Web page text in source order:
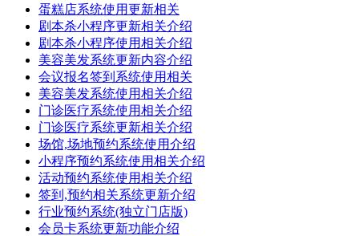
蛋糕店系统使用更新相关
剧本杀小程序更新相关介绍
剧本杀小程序使用相关介绍
美容美发系统更新内容介绍
会议报名签到系统使用相关
美容美发系统使用相关介绍
门诊医疗系统使用相关介绍
门诊医疗系统更新相关介绍
场馆,场地预约系统使用介绍
小程序预约系统使用相关介绍
活动预约系统使用相关介绍
签到,预约相关系统更新介绍
行业预约系统(独立门店版)
会员卡系统更新功能介绍